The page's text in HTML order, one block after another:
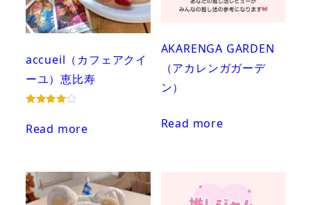
accueil（カフェアクイ
ーユ）恵比寿
out of 5
Read more
AKARENGA GARDEN
（アカレンガガーデ
ン）
Read more